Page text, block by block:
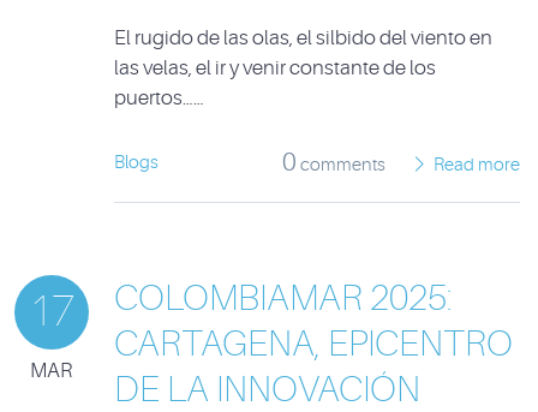
El rugido de las olas, el silbido del viento en
las velas, el ir y venir constante de los
puertos……
Blogs 0 comments Read more
17
MAR
COLOMBIAMAR 2025:
CARTAGENA, EPICENTRO
DE LA INNOVACIÓN